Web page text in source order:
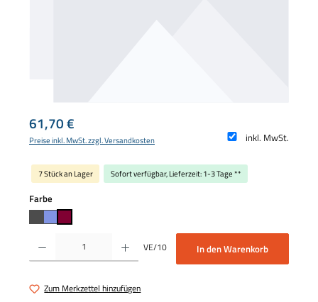
Regulärer Preis:
61,70 €
inkl. MwSt.
Preise inkl. MwSt. zzgl. Versandkosten
7 Stück an Lager Sofort verfügbar, Lieferzeit: 1-3 Tage **
Farbe
Produkt Anzahl: Gib den gewünschten Wert ein oder benutze die Schaltflächen um
VE/10 In den Warenkorb
Zum Merkzettel hinzufügen